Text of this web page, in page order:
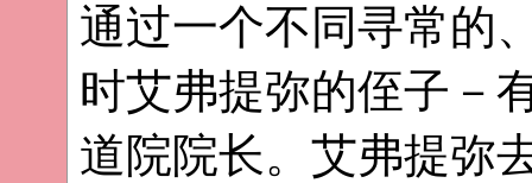
通过一个不同寻常的
时艾弗提弥的侄子－
道院院长。艾弗提弥